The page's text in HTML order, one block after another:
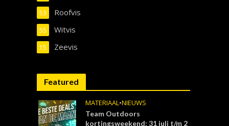
Roofvis
53
Witvis
55
Zeevis
15
Featured
MATERIAAL•NIEUWS
Team Outdoors
kortingsweekend: 31 juli t/m 2